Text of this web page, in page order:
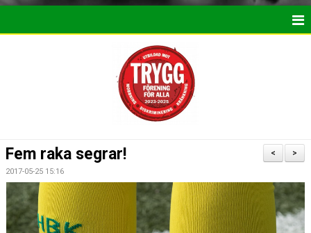
TRUPPEN
BILDGALLERI
DOKUMENT
>
<
Fem raka segrar!
2017-05-25 15:16